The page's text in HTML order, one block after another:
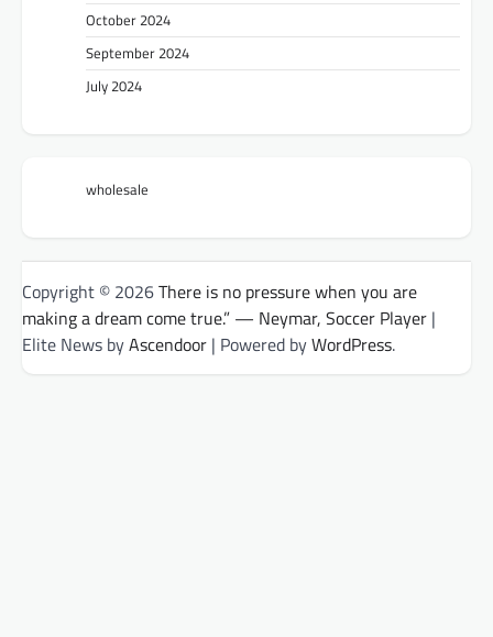
October 2024
September 2024
July 2024
wholesale
Copyright © 2026There is no pressure when you are
making a dream come true.” — Neymar, Soccer Player |
Elite News byAscendoor | Powered byWordPress.